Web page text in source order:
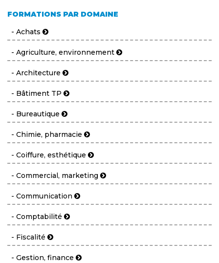
FORMATIONS PAR DOMAINE
- Achats
- Agriculture, environnement
- Architecture
- Bâtiment TP
- Bureautique
- Chimie, pharmacie
- Coiffure, esthétique
- Commercial, marketing
- Communication
- Comptabilité
- Fiscalité
- Gestion, finance